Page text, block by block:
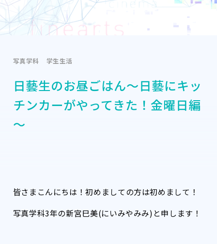
写真学科 学生生活
日藝生のお昼ごはん～日藝にキッ
チンカーがやってきた！金曜日編
～
皆さまこんにちは！初めましての方は初めまして！
写真学科3年の新宮巳美(にいみやみみ)と申します！